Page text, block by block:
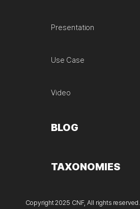
Presentation
Use Case
Video
BLOG
TAXONOMIES
Copyright 2025 CNF, All rights reserved.